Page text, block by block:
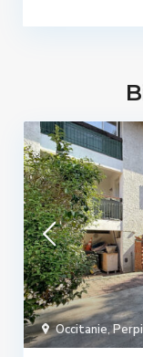
Occitanie,